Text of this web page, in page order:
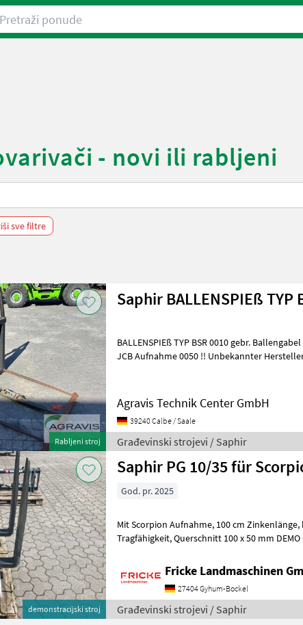
ponude
- novi ili rabljeni
sve filtre
Rabljeni stroj
Saphir BALLENSPIEß TYP
BALLENSPIEß TYP BSR 0010 gebr.
JCB Aufnahme 0050 !! Unbekannter Hersteller !! Građevinski
Agravis Technik Center GmbH
39240 Calbe / Saale
Građevinski strojevi / Saphir
demonstracijski stroj
Saphir PG 10/35 für
God. pr. 2025
Mit Scorpion Aufnahme, 100 cm Zinkenlänge, bis zu 3500 kg
Tragfähigkeit, Querschnitt 100 x 50 mm DEMO Građevinski strojevi
Fricke Landmaschinen
27404 Gyhum-Bockel
Građevinski strojevi / Saphir